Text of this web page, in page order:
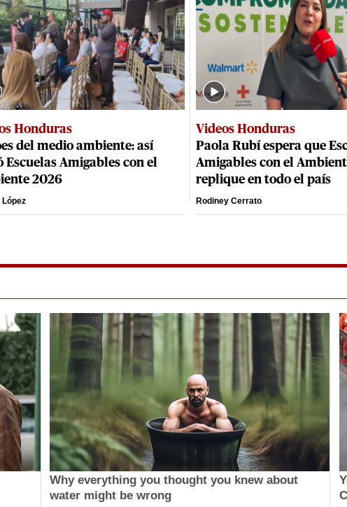
Honduras
del medio ambiente: así
Escuelas Amigables con el
2026
López
Videos Honduras
Paola Rubí espera que
Amigables con el
replique en todo el país
Rodiney Cerrato
Why everything you thought you knew about
water might be wrong